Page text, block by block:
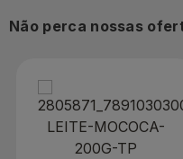
Não perca nossas